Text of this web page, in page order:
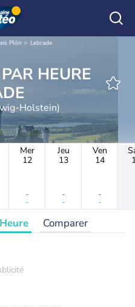
Plön Lebrade
HEURE
Holstein)
Mer
12
-
-
Jeu
13
-
-
Ven
14
-
-
Comparer